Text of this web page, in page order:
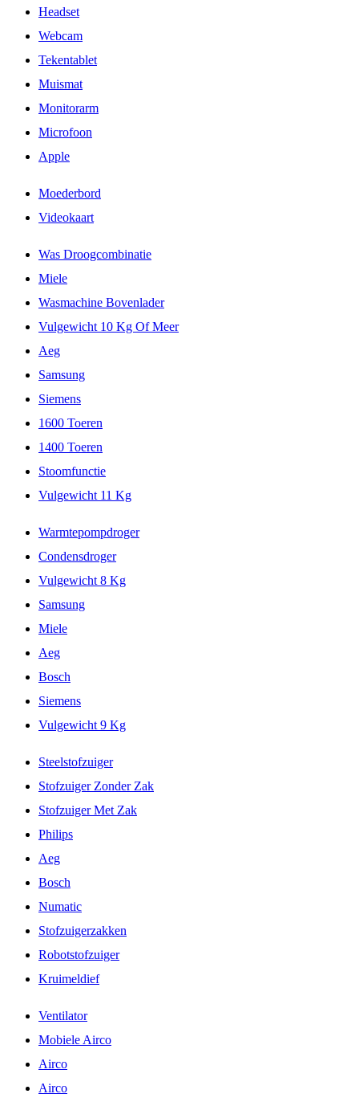
Headset
Webcam
Tekentablet
Muismat
Monitorarm
Microfoon
Apple
Moederbord
Videokaart
Was Droogcombinatie
Miele
Wasmachine Bovenlader
Vulgewicht 10 Kg Of Meer
Aeg
Samsung
Siemens
1600 Toeren
1400 Toeren
Stoomfunctie
Vulgewicht 11 Kg
Warmtepompdroger
Condensdroger
Vulgewicht 8 Kg
Samsung
Miele
Aeg
Bosch
Siemens
Vulgewicht 9 Kg
Steelstofzuiger
Stofzuiger Zonder Zak
Stofzuiger Met Zak
Philips
Aeg
Bosch
Numatic
Stofzuigerzakken
Robotstofzuiger
Kruimeldief
Ventilator
Mobiele Airco
Airco
Airco